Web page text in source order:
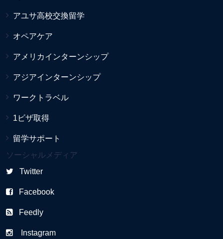
アユサ高校交換留学
オペアケア
アメリカインターンシップ
アジアインターンシップ
ワークトラベル
1ビザ取得
留学サポート
ソーシャルメディア
Twitter
Facebook
Feedly
Instagram